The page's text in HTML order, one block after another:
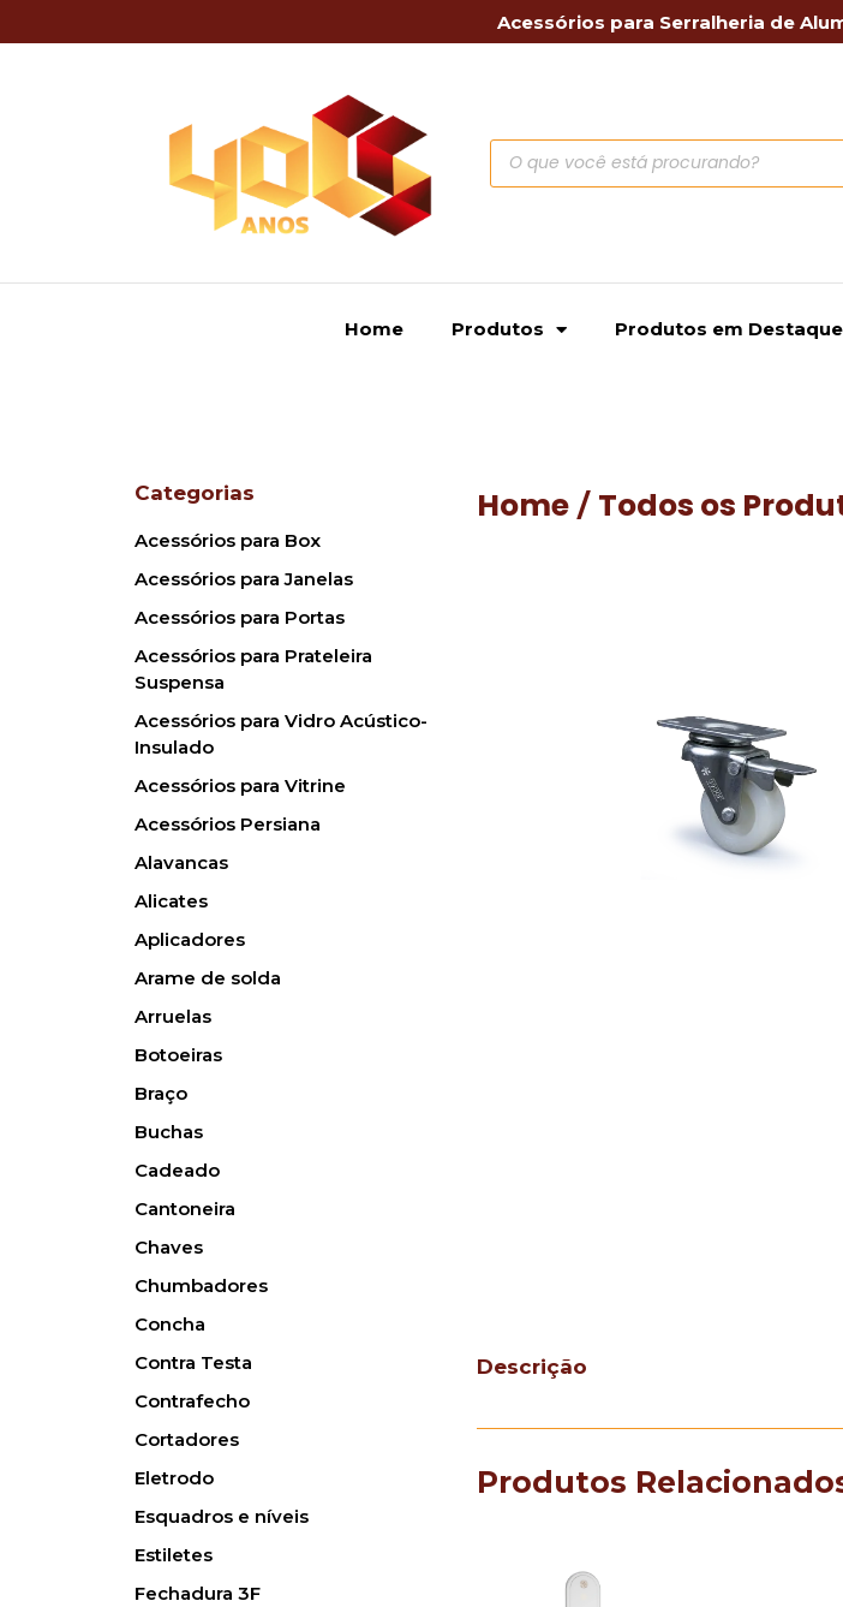
Acessórios para Serralheria de
Home Produtos Produtos em Destaque
Categorias
Acessórios para Box
Acessórios para Janelas
Acessórios para Portas
Acessórios para Prateleira
Suspensa
Acessórios para Vidro Acústico-
Insulado
Acessórios para Vitrine
Acessórios Persiana
Alavancas
Alicates
Aplicadores
Arame de solda
Arruelas
Botoeiras
Braço
Buchas
Cadeado
Cantoneira
Chaves
Chumbadores
Concha
Contra Testa
Contrafecho
Cortadores
Eletrodo
Esquadros e níveis
Estiletes
Fechadura 3F
Home / Todos os
Descrição
Produtos